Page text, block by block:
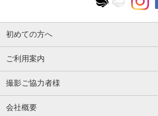
初めての方へ
ご利用案内
撮影ご協力者様
会社概要